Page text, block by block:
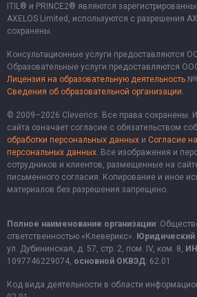
ITIL® и PRINCE2® являются
AXELOS Limited, используются с разрешения
сохранены.
Консультационные услуги предоставляются
Образовательные услуги предоставляются
Лицензия на образовательную деятельность
Сведения об образовательной организации.
© 2009–2026 Cleverics. Все права сохранены.
сайта означает согласие с обязательством
обработки персональных данных и Согласие
персональных данных. Все изображения и
сотрудников и клиентов, размещенные на
письменного согласия. Копирование и иное
материалов без разрешения запрещено.
Полное наименование организации:
ответственностью «Клеверикс». Юридический
ул. Дубининская, д. 57, стр. 2, пом. IV, ком. 8,
1097746229074, основной ОКВЭД: 62.01
Код вида деятельности в области